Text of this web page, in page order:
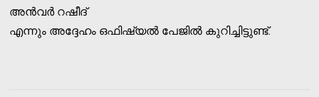
അന്‍വര്‍ റഷീദ്
എന്നും അദ്ദേഹം ഒഫിഷ്യല്‍ പേജില്‍ കുറിച്ചിട്ടുണ്ട്.